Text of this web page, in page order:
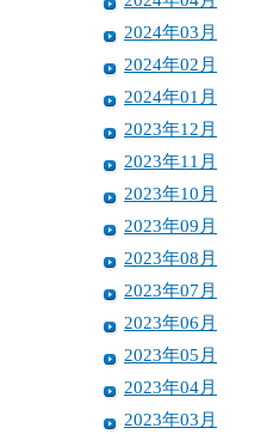
2024年03月
2024年02月
2024年01月
2023年12月
2023年11月
2023年10月
2023年09月
2023年08月
2023年07月
2023年06月
2023年05月
2023年04月
2023年03月